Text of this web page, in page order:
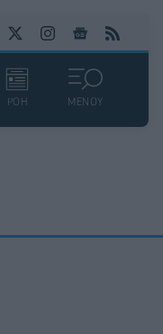
ΡΟΗ ΜΕΝΟΥ